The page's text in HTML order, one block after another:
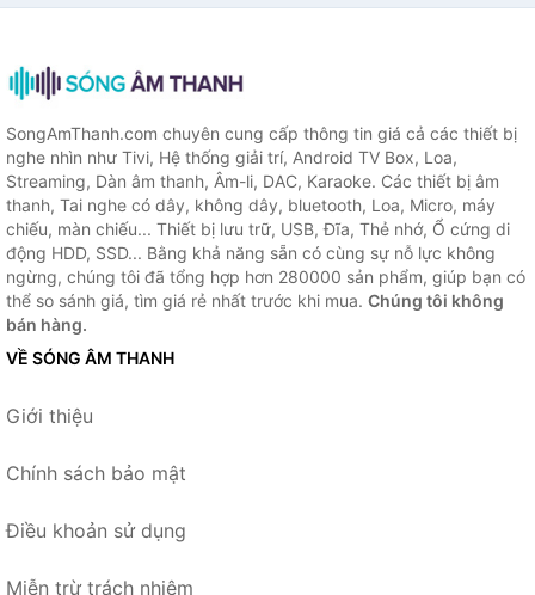
SongAmThanh.com chuyên cung cấp thông tin giá cả các thiết bị
nghe nhìn như Tivi, Hệ thống giải trí, Android TV Box, Loa,
Streaming, Dàn âm thanh, Âm-li, DAC, Karaoke. Các thiết bị âm
thanh, Tai nghe có dây, không dây, bluetooth, Loa, Micro, máy
chiếu, màn chiếu... Thiết bị lưu trữ, USB, Đĩa, Thẻ nhớ, Ổ cứng di
động HDD, SSD... Bằng khả năng sẵn có cùng sự nỗ lực không
ngừng, chúng tôi đã tổng hợp hơn 280000 sản phẩm, giúp bạn có
thể so sánh giá, tìm giá rẻ nhất trước khi mua. Chúng tôi không
bán hàng.
VỀ SÓNG ÂM THANH
Giới thiệu
Chính sách bảo mật
Điều khoản sử dụng
Miễn trừ trách nhiệm